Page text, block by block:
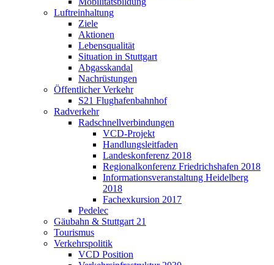
Luftreinhaltung
Ziele
Aktionen
Lebensqualität
Situation in Stuttgart
Abgasskandal
Nachrüstungen
Öffentlicher Verkehr
S21 Flughafenbahnhof
Radverkehr
Radschnellverbindungen
VCD-Projekt
Handlungsleitfaden
Landeskonferenz 2018
Regionalkonferenz Friedrichshafen 2018
Informationsveranstaltung Heidelberg
2018
Fachexkursion 2017
Pedelec
Gäubahn & Stuttgart 21
Tourismus
Verkehrspolitik
VCD Position